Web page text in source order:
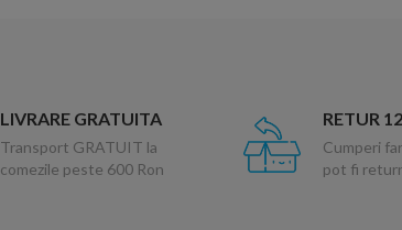
LIVRARE GRATUITA
Transport GRATUIT la
comezile peste 600 Ron
RETUR
Cumperi
pot fi